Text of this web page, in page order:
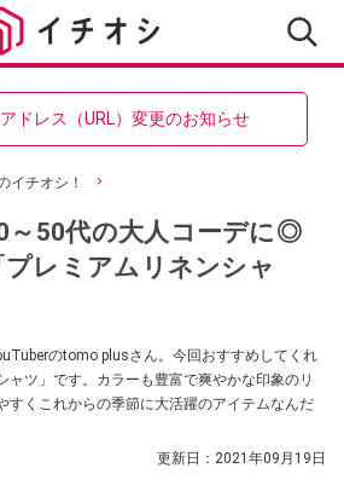
ドレス（URL）変更のお知らせ
イチオシ！
～50代の大人コーデに◎
レミアムリネンシャ
のtomo plusさん。今回おすすめしてくれ
ャツ」です。カラーも豊富で爽やかな印象のリ
すくこれからの季節に大活躍のアイテムなんだ
更新日： 2021年09月19日